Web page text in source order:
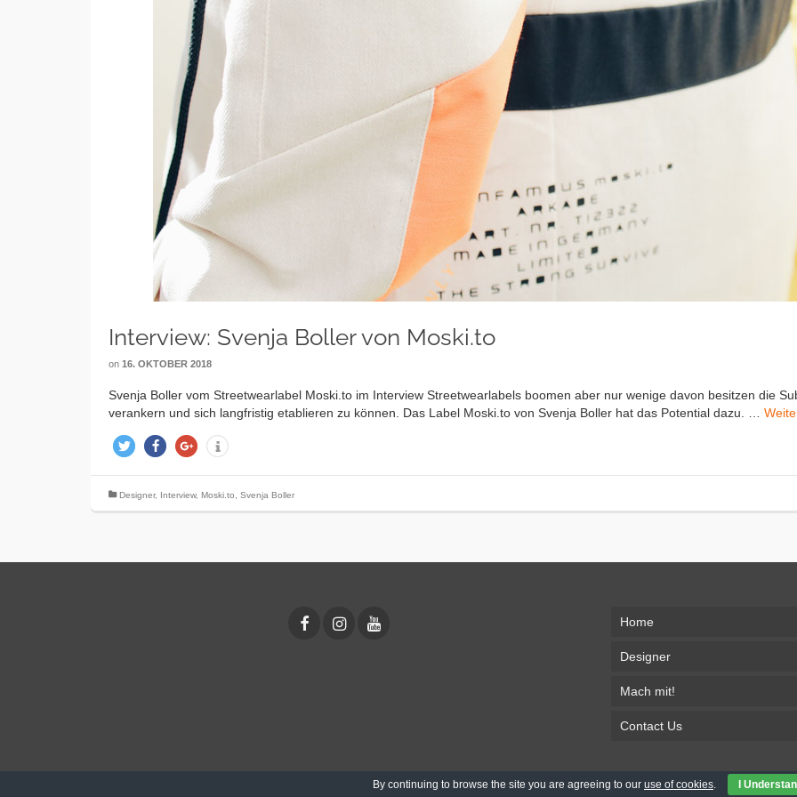
Interview: Svenja Boller von Moski.to
on 16. OKTOBER 2018
Svenja Boller vom Streetwearlabel Moski.to im Interview Streetwearlabels boomen aber nur wenige davon besitzen die
verankern und sich langfristig etablieren zu können. Das Label Moski.to von Svenja Boller hat das Potential dazu. …
Designer, Interview, Moski.to Svenja Boller
Home
Designer
Mach mit!
Contact Us
By continuing to browse the site you are agreeing to our use of cookies. I